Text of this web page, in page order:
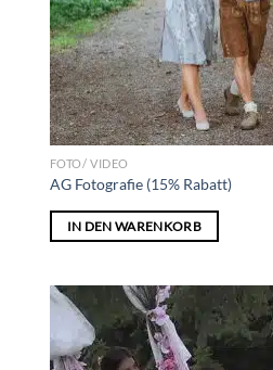
FOTO/ VIDEO
AG Fotografie (15% Rabatt)
IN DEN WARENKORB